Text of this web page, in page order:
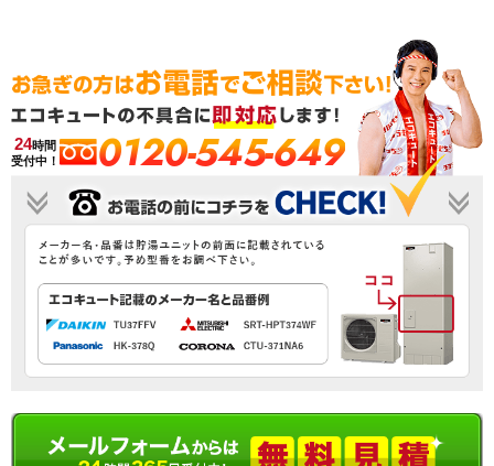
24時間
受付中！
0120-545-649